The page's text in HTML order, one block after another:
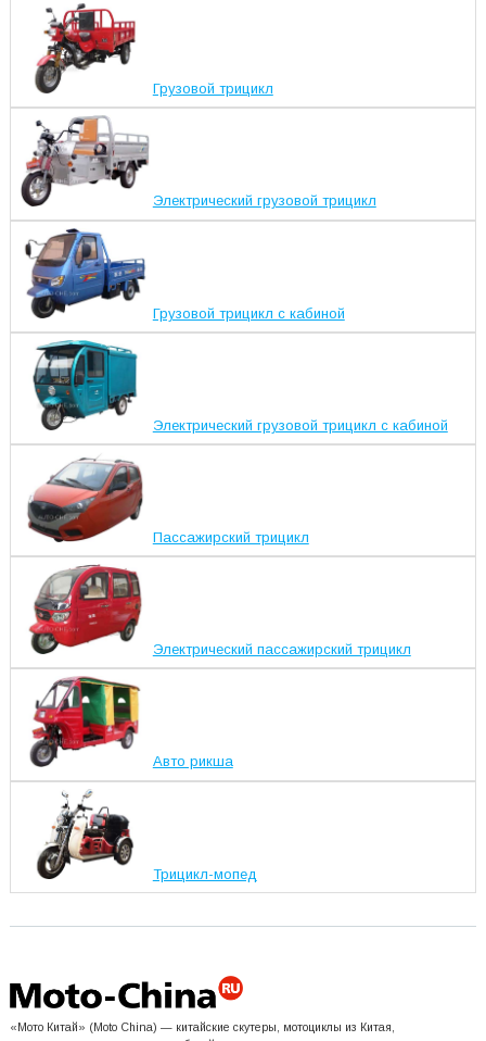
Грузовой трицикл
Электрический грузовой трицикл
Грузовой трицикл с кабиной
Электрический грузовой трицикл с кабиной
Пассажирский трицикл
Электрический пассажирский трицикл
Авто рикша
Трицикл-мопед
«Мото Китай» (Moto China) — китайские скутеры, мотоциклы из Китая,